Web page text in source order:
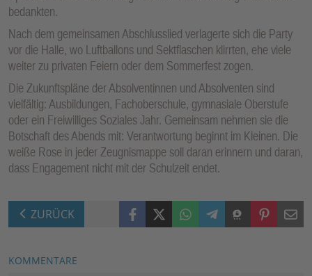
bedankten.
Nach dem gemeinsamen Abschlusslied verlagerte sich die Party
vor die Halle, wo Luftballons und Sektflaschen klirrten, ehe viele
weiter zu privaten Feiern oder dem Sommerfest zogen.
Die Zukunftspläne der Absolventinnen und Absolventen sind
vielfältig: Ausbildungen, Fachoberschule, gymnasiale Oberstufe
oder ein Freiwilliges Soziales Jahr. Gemeinsam nehmen sie die
Botschaft des Abends mit: Verantwortung beginnt im Kleinen. Die
weiße Rose in jeder Zeugnismappe soll daran erinnern und daran,
dass Engagement nicht mit der Schulzeit endet.
ZURÜCK FacebookX (Twitter)WhatsAppTelegramThreemaPinterestMail
KOMMENTARE